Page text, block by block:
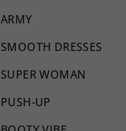
ARMY
SMOOTH DRESSES
SUPER WOMAN
PUSH-UP